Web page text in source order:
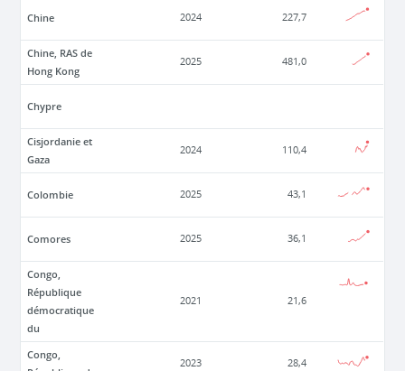
Chine 2024 227,7
Chine, RAS de
Hong Kong
2025 481,0
Chypre
Cisjordanie et
Gaza
2024 110,4
Colombie 2025 43,1
Comores 2025 36,1
Congo,
République
démocratique
du
2021 21,6
Congo,
2023 28,4